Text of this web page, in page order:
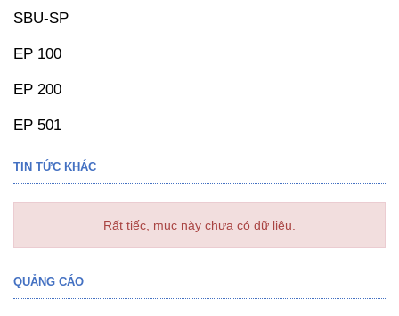
SBU-SP
EP 100
EP 200
EP 501
TIN TỨC KHÁC
Rất tiếc, mục này chưa có dữ liệu.
QUẢNG CÁO